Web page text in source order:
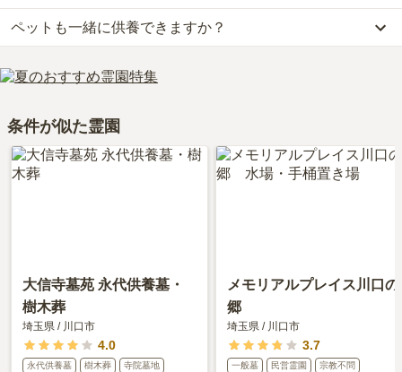
た。」といったお声をいただいております。
費用は、約7万円からとなっております。
川口草加霊園 はじまりの杜がある埼玉県の樹木葬の相場価格は、約
54万円です。
樹木葬
について詳しく知りたい方は『
ット＆デメリット・仕組みを解説
はい、川口草加霊園 はじまりの杜は永代供養に対応しています。
費用は、約7万円からとなっております。
川口草加霊園 はじまりの杜がある埼玉県の永代供養墓の相場価格
は、約54万円です。
解説！』をご覧ください。
ペットも一緒に供養できますか？
はい、川口草加霊園 はじまりの杜はペット供養に対応しておりま
す。
りますので、資料請求で詳細条件をご確認ください。
条件が似た霊園
大信寺墓苑 永代供養墓・
樹木葬
埼玉県 / 川口市
4.0
永代供養墓 樹木葬
寺院墓地
メモリアルプレイス川口の
郷
埼玉県 / 川口市
3.7
一般墓 民営霊園 宗教不問